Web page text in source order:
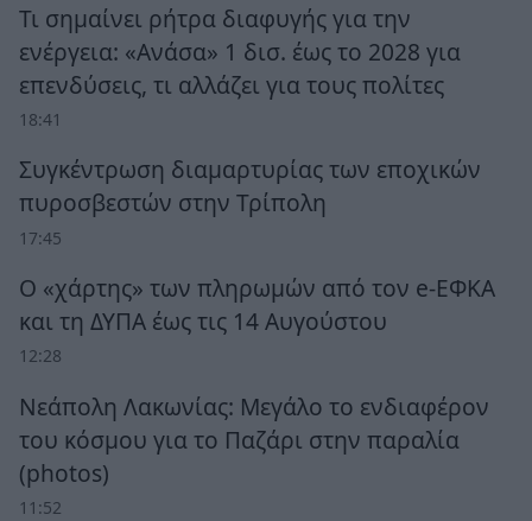
Τι σημαίνει ρήτρα διαφυγής για την
ενέργεια: «Ανάσα» 1 δισ. έως το 2028 για
επενδύσεις, τι αλλάζει για τους πολίτες
18:41
Συγκέντρωση διαμαρτυρίας των εποχικών
πυροσβεστών στην Τρίπολη
17:45
Ο «χάρτης» των πληρωμών από τον e-ΕΦΚΑ
και τη ΔΥΠΑ έως τις 14 Αυγούστου
12:28
Νεάπολη Λακωνίας: Μεγάλο το ενδιαφέρον
του κόσμου για το Παζάρι στην παραλία
(photos)
11:52